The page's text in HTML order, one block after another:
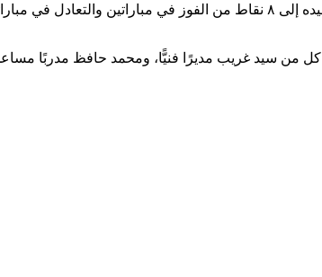
ويضم الجهاز الفني لفريق أهلي ٢٠٠٦ كل من سيد غريب مديرًا